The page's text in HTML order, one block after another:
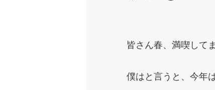
皆さん春、満喫して
僕はと言うと、今年